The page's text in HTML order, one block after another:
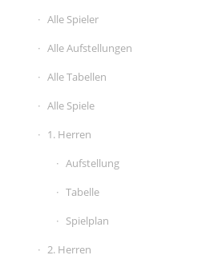
Alle Spieler
Alle Aufstellungen
Alle Tabellen
Alle Spiele
1. Herren
Aufstellung
Tabelle
Spielplan
2. Herren